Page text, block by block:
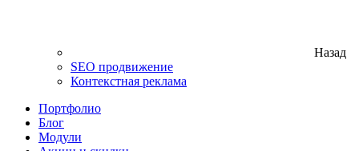
Назад
SEO продвижение
Контекстная реклама
Портфолио
Блог
Модули